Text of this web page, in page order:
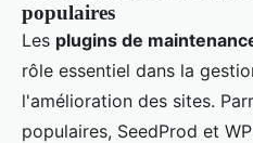
populaires
Les plugins de
rôle essentiel dans la
l'amélioration des sites.
populaires, SeedProd et